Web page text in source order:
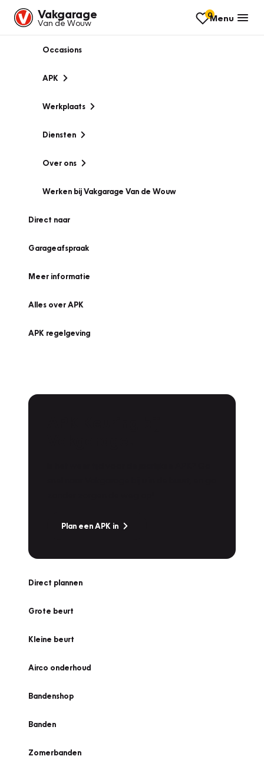
Vakgarage
Van de Wouw
0Menu
Occasions
APK
Werkplaats
Diensten
Over ons
Werken bij Vakgarage Van de Wouw
Direct naar
Garageafspraak
Meer informatie
Alles over APK
APK regelgeving
Plan een APK in
Direct plannen
Grote beurt
Kleine beurt
Airco onderhoud
Bandenshop
Banden
Zomerbanden